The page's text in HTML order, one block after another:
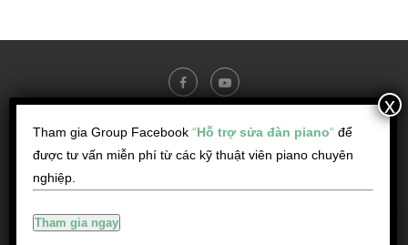
@ Copyright - Dịch vụ sửa chữa - Lên dây đàn Piano - Pianocare.vn
-----------------------
Đ/c: Block A, Chung cư Hausneo, đường số 11, P. Phú Hữu, Tp. Thủ Đức,
HCM
Tham gia Group Facebook “Hỗ trợ sửa đàn piano“ để
được tư vấn miễn phí từ các kỹ thuật viên piano chuyên
nghiệp.
Tham gia ngay